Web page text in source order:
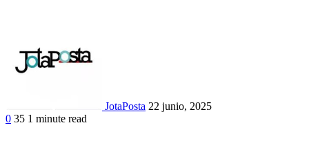
JotaPosta 22 junio, 2025
0 35 1 minute read